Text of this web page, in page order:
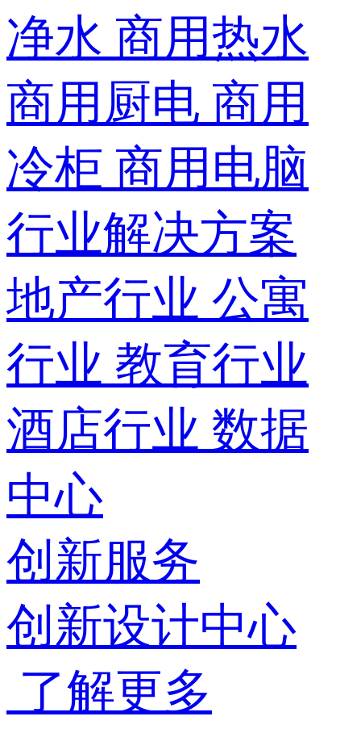
净水 商用热水
商用厨电 商用
冷柜 商用电脑
行业解决方案
地产行业 公寓
行业 教育行业
酒店行业 数据
中心
创新服务
创新设计中心
了解更多